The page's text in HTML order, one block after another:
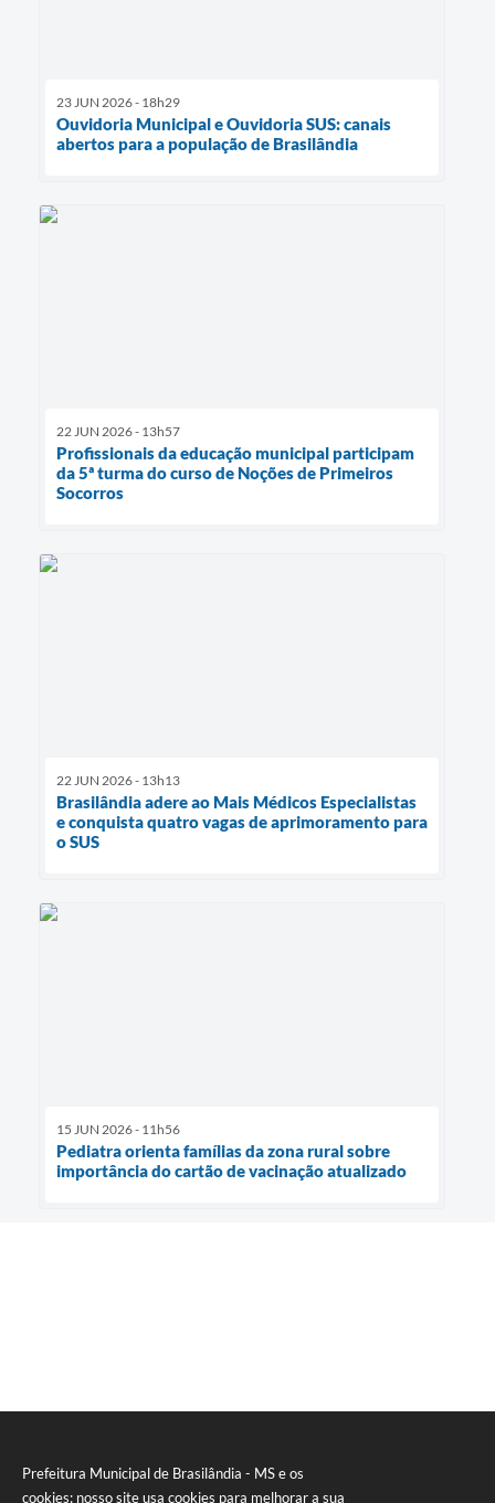
Prefeitura Municipal de Brasilândia - MS e os
cookies: nosso site usa cookies para melhorar a sua
23 JUN 2026 - 18h29
Ouvidoria Municipal e Ouvidoria SUS: canais
abertos para a população de Brasilândia
22 JUN 2026 - 13h57
Profissionais da educação municipal participam
da 5ª turma do curso de Noções de Primeiros
Socorros
22 JUN 2026 - 13h13
Brasilândia adere ao Mais Médicos Especialistas
e conquista quatro vagas de aprimoramento para
o SUS
15 JUN 2026 - 11h56
Pediatra orienta famílias da zona rural sobre
importância do cartão de vacinação atualizado